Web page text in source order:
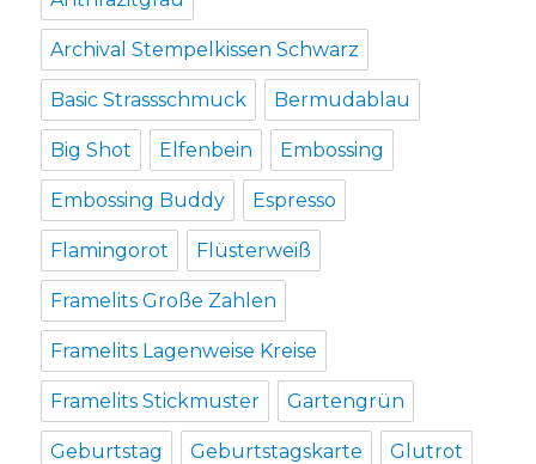
Archival Stempelkissen Schwarz
Basic Strassschmuck Bermudablau
Big Shot Elfenbein Embossing
Embossing Buddy Espresso
Flamingorot Flüsterweiß
Framelits Große Zahlen
Framelits Lagenweise Kreise
Framelits Stickmuster Gartengrün
Geburtstag Geburtstagskarte Glutrot